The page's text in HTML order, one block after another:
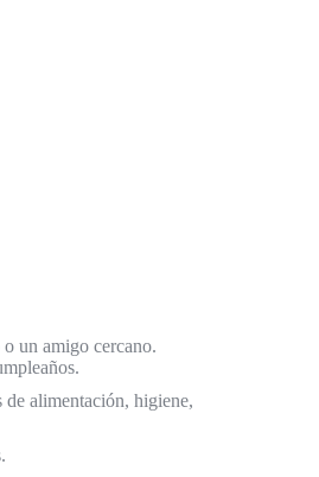
un amigo cercano.
de alimentación, higiene,